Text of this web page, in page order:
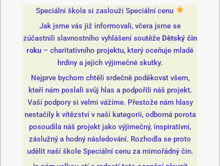
Speciální škola si zaslouží Speciální cenu
Jak jsme vás již informovali, včera jsme se
zúčastnili slavnostního vyhlášení soutěže Dětský čin
roku – charitativního projektu, který oceňuje mladé
hrdiny a jejich výjimečné skutky.
Nejprve bychom chtěli srdečně poděkovat všem,
kteří nám poslali svůj hlas a podpořili náš projekt.
Vaší podpory si velmi vážíme. Přestože nám hlasy
nestačily k vítězství v naší kategorii, odborná porota
posoudila náš projekt jako výjimečný, inspirativní,
záslužný a hodný následování. Rozhodla se proto
udělit naší škole Speciální cenu za mimořádný čin.